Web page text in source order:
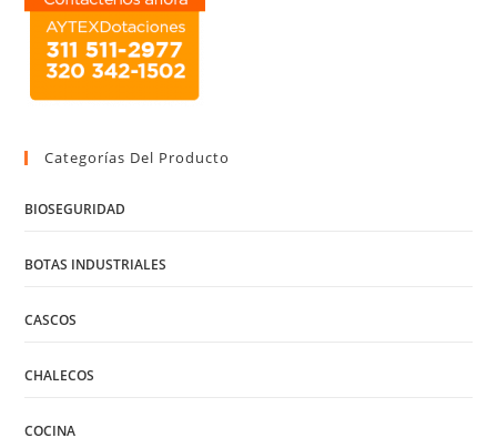
Categorías Del Producto
BIOSEGURIDAD
BOTAS INDUSTRIALES
CASCOS
CHALECOS
COCINA